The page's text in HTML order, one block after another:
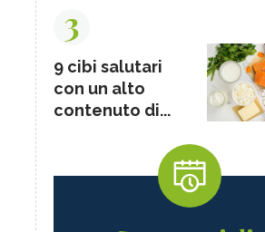
3
9 cibi salutari
con un alto
contenuto di...